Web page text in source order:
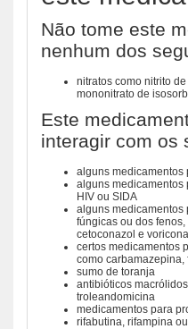
Não tome este
nenhum dos
nitratos como nitrito
mononitrato de
Este
interagir com os
alguns medicamentos
alguns medicamentos
HIV ou SIDA
alguns medicamentos
fúngicas ou dos
cetoconazol e
certos medicamentos
como carbamazepina,
sumo de toranja
antibióticos
troleandomicina
medicamentos para
rifabutina, rifampina